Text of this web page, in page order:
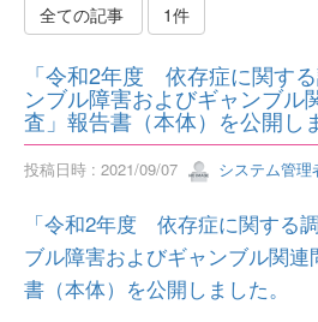
全ての記事 1件
「令和2年度 依存症に関す
ンブル障害およびギャンブル
査」報告書（本体）を公開し
投稿日時 : 2021/09/07 システム管理
「令和2年度 依存症に関する
ブル障害およびギャンブル関
書（本体）を公開しました。